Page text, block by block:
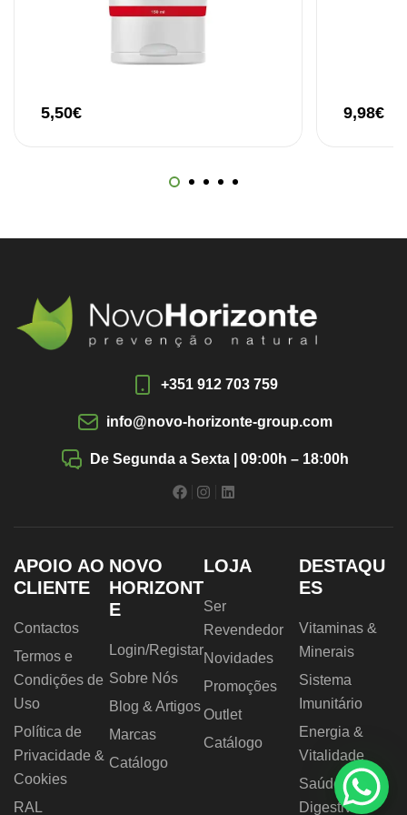
5,50€ 9,98€
+351 912 703 759
info@novo-horizonte-group.com
De Segunda a Sexta | 09:00h – 18:00h
APOIO AO
CLIENTE
Contactos
Termos e
Condições de
Uso
Política de
Privacidade &
Cookies
RAL
NOVO
HORIZONT
E
Login/Registar
Sobre Nós
Blog & Artigos
Marcas
Catálogo
LOJA
Ser
Revendedor
Novidades
Promoções
Outlet
Catálogo
DESTAQU
ES
Vitaminas &
Minerais
Sistema
Imunitário
Energia &
Vitalidade
Saúde
Digestiva